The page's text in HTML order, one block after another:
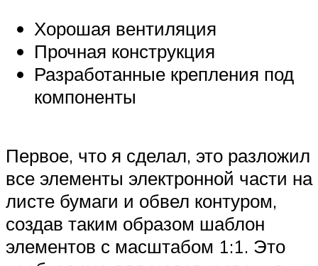
Хорошая вентиляция
Прочная конструкция
Разработанные крепления под
компоненты
Первое, что я сделал, это разложил
все элементы электронной части на
листе бумаги и обвел контуром,
создав таким образом шаблон
элементов с масштабом 1:1. Это